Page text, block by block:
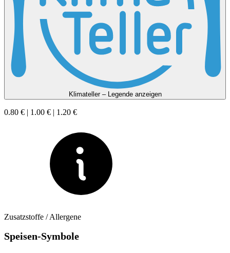
Klimateller – Legende anzeigen
0.80 € | 1.00 € | 1.20 €
Zusatzstoffe / Allergene
Speisen-Symbole